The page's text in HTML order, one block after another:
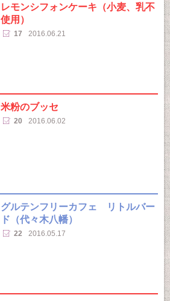
レモンシフォンケーキ（小麦、乳不
使用）
17 2016.06.21
米粉のブッセ
20 2016.06.02
グルテンフリーカフェ リトルバー
ド（代々木八幡）
22 2016.05.17